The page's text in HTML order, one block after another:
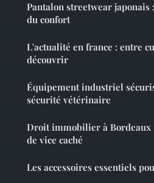
Pantalon streetwear
du confort
L'actualité en france : entre
découvrir
Équipement industriel
sécurité vétérinaire
Droit immobilier à Bordeaux
de vice caché
Les accessoires essentiels